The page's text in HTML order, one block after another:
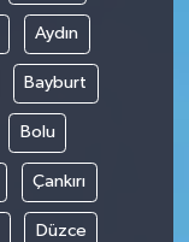
Aydın
Bayburt
Bolu
Çankırı
Düzce